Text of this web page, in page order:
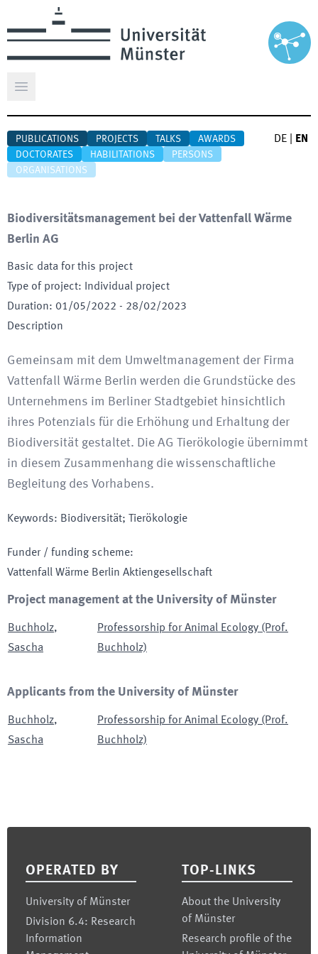
Open main menu
PUBLICATIONS PROJECTS TALKS
AWARDS
DOCTORATES
HABILITATIONS
PERSONS
ORGANISATIONS
DE EN
Biodiversitätsmanagement bei der Vattenfall Wärme
Berlin AG
Basic data for this project
Type of project:
Individual project
Duration: 01/05/2022 - 28/02/2023
Description
Gemeinsam mit dem Umweltmanagement der Firma
Vattenfall Wärme Berlin werden die Grundstücke des
Unternehmens im Berliner Stadtgebiet hinsichtlich
ihres Potenzials für die Erhöhung und Erhaltung der
Biodiversität gestaltet. Die AG Tierökologie übernimmt
in diesem Zusammenhang die wissenschaftliche
Begleitung des Vorhabens.
Keywords: Biodiversität; Tierökologie
Funder / funding scheme:
Vattenfall Wärme Berlin Aktiengesellschaft
Project management at the University of Münster
Buchholz,
Sascha
Professorship for Animal Ecology (Prof.
Buchholz)
Applicants from the University of Münster
Buchholz,
Sascha
Professorship for Animal Ecology (Prof.
Buchholz)
OPERATED BY
University of Münster
Division 6.4: Research
Information
TOP-LINKS
About the University
of Münster
Research profile of the